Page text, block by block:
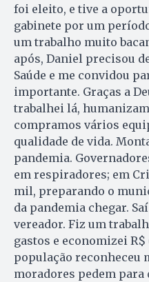
foi eleito, e tive a
gabinete por um
um trabalho muito
após, Daniel precisou
Saúde e me convidou
importante. Graças a
trabalhei lá,
compramos vários
qualidade de vida.
pandemia.
em respiradores; em
mil, preparando o
da pandemia chegar.
vereador. Fiz um
gastos e economizei
população reconheceu
moradores pedem para